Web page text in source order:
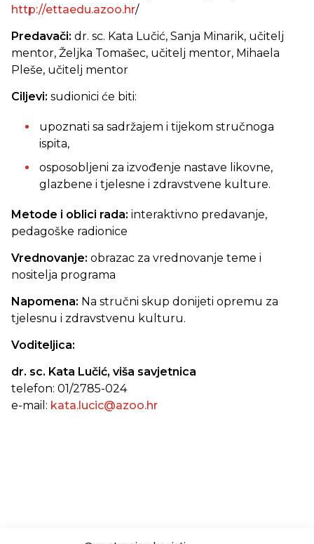
http://ettaedu.azoo.hr/
Predavači: dr. sc. Kata Lučić, Sanja Minarik, učitelj
mentor, Željka Tomašec, učitelj mentor, Mihaela
Pleše, učitelj mentor
Ciljevi: sudionici će biti:
upoznati sa sadržajem i tijekom stručnoga
ispita,
osposobljeni za izvođenje nastave likovne,
glazbene i tjelesne i zdravstvene kulture.
Metode i oblici rada: interaktivno predavanje,
pedagoške radionice
Vrednovanje: obrazac za vrednovanje teme i
nositelja programa
Napomena: Na stručni skup donijeti opremu za
tjelesnu i zdravstvenu kulturu.
Voditeljica:
dr. sc. Kata Lučić, viša savjetnica
telefon: 01/2785-024
e-mail: kata.lucic@azoo.hr